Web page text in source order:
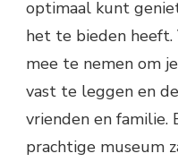
optimaal kunt
het te bieden heeft.
mee te nemen om
vast te leggen en
vrienden en familie.
prachtige museum